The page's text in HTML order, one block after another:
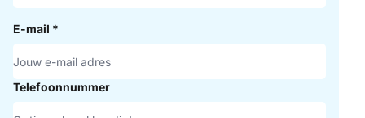
E-mail *
Telefoonnummer